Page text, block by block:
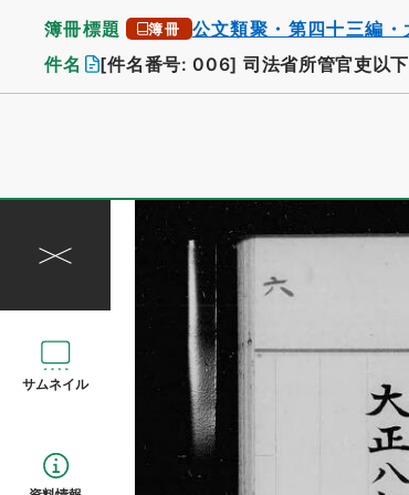
簿冊標題 簿冊 公文類聚・第四十三編
件名 [件名番号: 006] 司法省所管官吏以
サムネイル